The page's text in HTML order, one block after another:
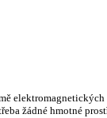
žádné hmotné